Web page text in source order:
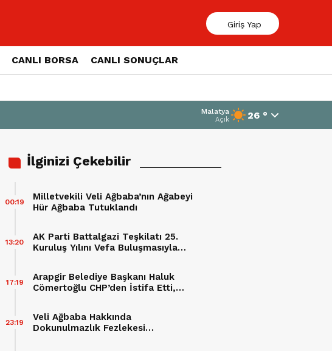
Giriş Yap
CANLI BORSA CANLI SONUÇLAR
Malatya
Açık 26 °
İlginizi Çekebilir
Milletvekili Veli Ağbaba’nın Ağabeyi
Hür Ağbaba Tutuklandı
00:19
AK Parti Battalgazi Teşkilatı 25.
Kuruluş Yılını Vefa Buluşmasıyla
13:20
Arapgir Belediye Başkanı Haluk
Cömertoğlu CHP’den İstifa Etti,
17:19
Veli Ağbaba Hakkında
Dokunulmazlık Fezlekesi
23:19